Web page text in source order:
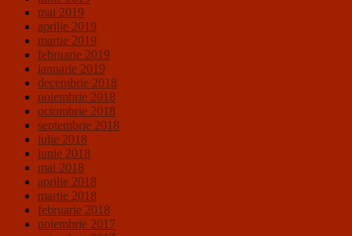
mai 2019
aprilie 2019
martie 2019
februarie 2019
ianuarie 2019
decembrie 2018
noiembrie 2018
octombrie 2018
septembrie 2018
iulie 2018
iunie 2018
mai 2018
aprilie 2018
martie 2018
februarie 2018
noiembrie 2017